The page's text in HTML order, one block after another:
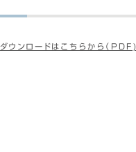
ダウンロードはこちらから（PDF)